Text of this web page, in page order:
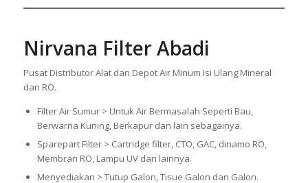
Nirvana Filter Abadi
Pusat Distributor Alat dan Depot Air Minum Isi Ulang Mineral
dan RO.
Filter Air Sumur > Untuk Air Bermasalah Seperti Bau,
Berwarna Kuning, Berkapur dan lain sebagainya.
Sparepart Filter > Cartridge filter, CTO, GAC, dinamo RO,
Membran RO, Lampu UV dan lainnya.
Menyediakan > Tutup Galon, Tisue Galon dan Galon.